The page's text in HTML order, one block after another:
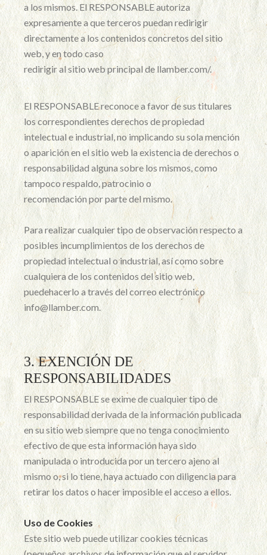
a los mismos. El RESPONSABLE autoriza
expresamente a que terceros puedan redirigir
directamente a los contenidos concretos del sitio
web, y en todo caso
redirigir al sitio web principal de llamber.com/.
El RESPONSABLE reconoce a favor de sus titulares
los correspondientes derechos de propiedad
intelectual e industrial, no implicando su sola mención
o aparición en el sitio web la existencia de derechos o
responsabilidad alguna sobre los mismos, como
tampoco respaldo, patrocinio o
recomendación por parte del mismo.
Para realizar cualquier tipo de observación respecto a
posibles incumplimientos de los derechos de
propiedad intelectual o industrial, así como sobre
cualquiera de los contenidos del sitio web,
puedehacerlo a través del correo electrónico
info@llamber.com.
3. EXENCIÓN DE
RESPONSABILIDADES
El RESPONSABLE se exime de cualquier tipo de
responsabilidad derivada de la información publicada
en su sitio web siempre que no tenga conocimiento
efectivo de que esta información haya sido
manipulada o introducida por un tercero ajeno al
mismo o, si lo tiene, haya actuado con diligencia para
retirar los datos o hacer imposible el acceso a ellos.
Uso de Cookies
Este sitio web puede utilizar cookies técnicas